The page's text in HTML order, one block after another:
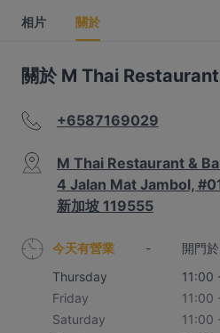
相片 關於
關於 M Thai
+6587169029
M Thai Restaurant &
4 Jalan Mat Jambol,
新加坡 119555
今天有營業 -
開門
Thursday
11:00
Friday
11:00
Saturday
11:00